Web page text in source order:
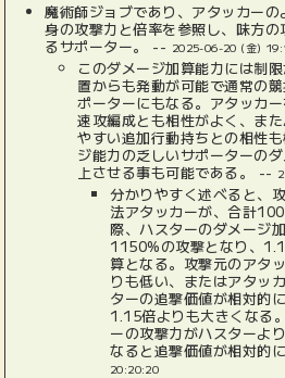
魔術師ジョブであり、アタッカー
身の攻撃力と倍率を参照し、味方
るサポーター。 -- 2025-06-20 (金)
このダメージ加算能力には制
置からも発動が可能で通常の
ポーターにもなる。アタッカ
速攻編成とも相性がよく、ま
やすい追加行動持ちとの相性
ジ能力の乏しいサポーターの
上させる事も可能である。 --
分かりやすく述べると、
法アタッカーが、合計
際、ハスターのダメージ
1150%の攻撃となり、
算となる。攻撃元のアタ
りも低い、またはアタッ
ターの追撃価値が相対的
1.15倍よりも大きくなる
ーの攻撃力がハスターよ
なると追撃価値が相対的
20:20:20